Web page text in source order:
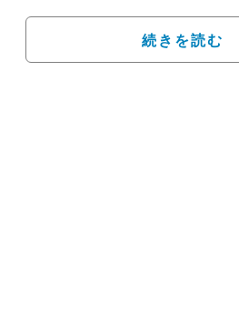
ね？」などと声があがるひと幕があ
カ”カメラ目線で鋭い眼力（正面ア
続きを読む